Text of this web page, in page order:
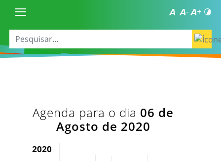
Agenda para o dia 06 de
Agosto de 2020
2020